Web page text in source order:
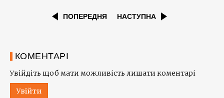
ПОПЕРЕДНЯ НАСТУПНА
КОМЕНТАРІ
Увійдіть щоб мати можливість лишати коментарі
Увійти